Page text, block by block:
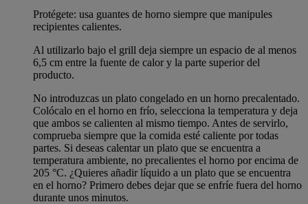
Protégete: usa guantes de horno siempre que manipules
recipientes calientes.
Al utilizarlo bajo el grill deja siempre un espacio de al menos
6,5 cm entre la fuente de calor y la parte superior del
producto.
No introduzcas un plato congelado en un horno precalentado.
Colócalo en el horno en frío, selecciona la temperatura y deja
que ambos se calienten al mismo tiempo. Antes de servirlo,
comprueba siempre que la comida esté caliente por todas
partes. Si deseas calentar un plato que se encuentra a
temperatura ambiente, no precalientes el horno por encima de
205 °C. ¿Quieres añadir líquido a un plato que se encuentra
en el horno? Primero debes dejar que se enfríe fuera del horno
durante unos minutos.